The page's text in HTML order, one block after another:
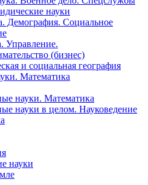
науки
Демография. Социальное
Управление.
(бизнес)
и социальная география
Математика
науки. Математика
науки в целом. Науковедение
науки